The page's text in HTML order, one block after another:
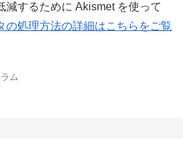
減するために Akismet を使って
の処理方法の詳細はこちらをご覧
ム